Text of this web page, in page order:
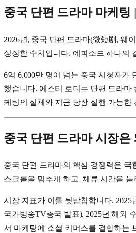
중국 단편 드라마 마케팅
2026년, 중국 단편 드라마(微短剧, 웨
성장한 수치입니다. 에피소드 하나의
6억 6,000만 명이 넘는 중국 시청자가
했습니다. 에스티 로더는 단편 드라마
케팅의 실체와 지금 당장 실행 가능한
중국 단편 드라마 시장은
중국 단편 드라마의 핵심 경쟁력은 극
스크롤을 멈추게 하고, 체류 시간을
시장 지표가 이를 뒷받침합니다.
국가방송TV총국 발표). 2025년 해외
서 마케팅에 소셜 커머스를 결합하는